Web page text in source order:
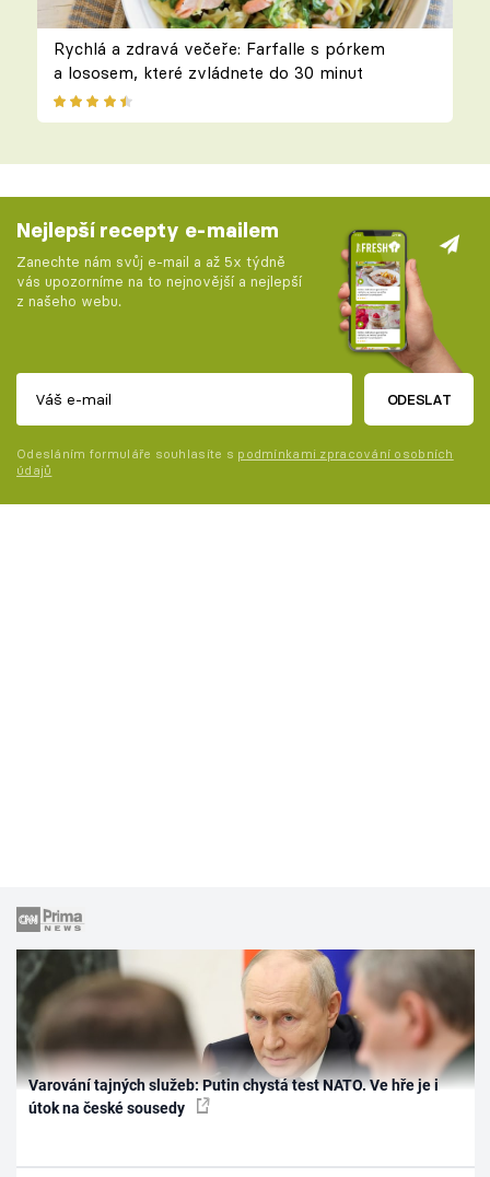
Rychlá a zdravá večeře: Farfalle s pórkem
a lososem, které zvládnete do 30 minut
Nejlepší recepty e-mailem
Zanechte nám svůj e-mail a až 5x týdně
vás upozorníme na to nejnovější a nejlepší
z našeho webu.
ODESLAT
Odesláním formuláře souhlasíte s podmínkami zpracování osobních
údajů
Varování tajných služeb: Putin chystá test NATO. Ve hře je i
útok na české sousedy